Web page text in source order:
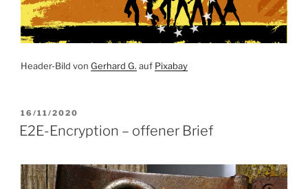
Header-Bild von Gerhard G. auf Pixabay
VERÖFFENTLICHT
AM
16/11/2020
E2E-Encryption – offener Brief